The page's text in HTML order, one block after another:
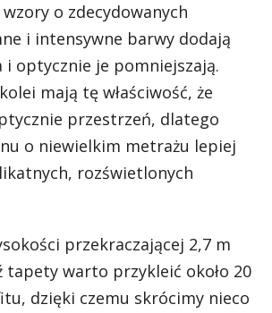
o zdecydowanych
i intensywne barwy dodają
i optycznie je pomniejszają.
mają tę właściwość, że
przestrzeń, dlatego
o niewielkim metrażu lepiej
rozświetlonych
przekraczającej 2,7 m
tapety warto przykleić około 20
dzięki czemu skrócimy nieco